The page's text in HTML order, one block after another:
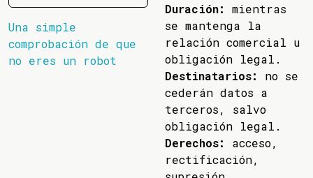
Una simple
comprobación de que
no eres un robot
Duración:
mientras
se mantenga la
relación comercial u
obligación legal.
Destinatarios:
no se
cederán datos a
terceros, salvo
obligación legal.
Derechos:
acceso,
rectificación,